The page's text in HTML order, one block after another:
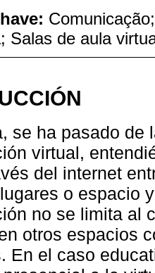
Salas de aula
se ha pasado de
virtual,
del internet
o espacio
no se limita al
otros espacios
En el caso